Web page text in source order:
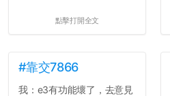
點擊打開全文
#靠交7866
我：e3有功能壞了，去意見